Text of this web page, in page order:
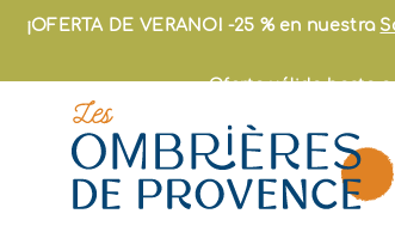
¡OFERTA DE VERANO! -25 % en nuestra
Oferta válida hasta